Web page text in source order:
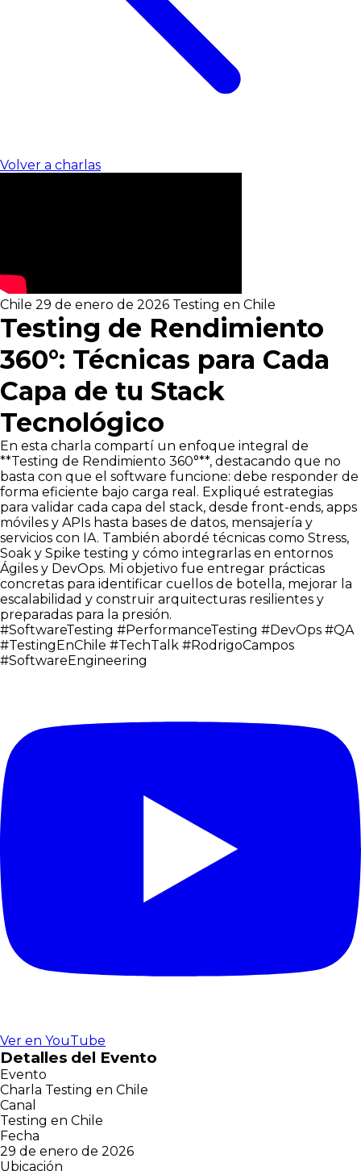
Volver a charlas
Chile 29 de enero de 2026 Testing en Chile
Testing de Rendimiento
360°: Técnicas para Cada
Capa de tu Stack
Tecnológico
En esta charla compartí un enfoque integral de
**Testing de Rendimiento 360°**, destacando que no
basta con que el software funcione: debe responder de
forma eficiente bajo carga real. Expliqué estrategias
para validar cada capa del stack, desde front-ends, apps
móviles y APIs hasta bases de datos, mensajería y
servicios con IA. También abordé técnicas como Stress,
Soak y Spike testing y cómo integrarlas en entornos
Ágiles y DevOps. Mi objetivo fue entregar prácticas
concretas para identificar cuellos de botella, mejorar la
escalabilidad y construir arquitecturas resilientes y
preparadas para la presión.
#SoftwareTesting #PerformanceTesting #DevOps #QA
#TestingEnChile #TechTalk #RodrigoCampos
#SoftwareEngineering
Ver en YouTube
Detalles del Evento
Evento
Charla Testing en Chile
Canal
Testing en Chile
Fecha
29 de enero de 2026
Ubicación